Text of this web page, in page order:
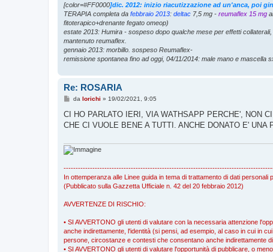
[color=#FF0000]dic. 2012: inizio riacutizzazione ad un'anca, poi
TERAPIA completa da febbraio 2013: deltac 7,5 mg - reumaflex 15 mg
fitoterapico+drenante fegato omeop)
estate 2013: Humira - sospeso dopo qualche mese per effetti
mantenuto reumaflex.
gennaio 2013: morbillo. sospeso Reumaflex-
remissione spontanea fino ad oggi, 04/11/2014: male mano e mascella
Re: ROSARIA
M
s
a
i
o
da lorichi » 19/02/2021, 9:05
CI HO PARLATO IERI, VIA WATHSAPP PERCHE', NON
CHE CI VUOLE BENE A TUTTI. ANCHE DONATO E' UNA
In ottemperanza alle Linee guida in tema di trattamento di dati
(Pubblicato sulla Gazzetta Ufficiale n. 42 del 20 febbraio 2012)
AVVERTENZE DI RISCHIO:
• SI AVVERTONO gli utenti di valutare con la necessaria attenzione
anche indirettamente, l'identità (si pensi, ad esempio, al caso in cui in
persone, circostanze e contesti che consentano anche indirettamente
• SI AVVERTONO gli utenti di valutare l'opportunità di pubblicare, o